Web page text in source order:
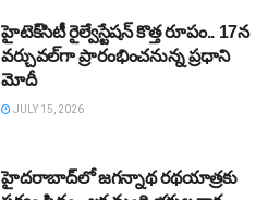
హైటెక్‌సిటీ రైల్వేస్టేషన్‌ కొత్త రూపం.. 17న
వర్చువల్‌గా ప్రారంభించనున్న ప్రధాని
మోదీ
JULY 15, 2026
హైదరాబాద్‌లో జగన్నాథ రథయాత్రకు